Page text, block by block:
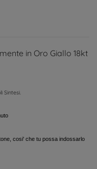
in Oro Giallo 18kt
Sintesi.
cosi' che tu possa indossarlo